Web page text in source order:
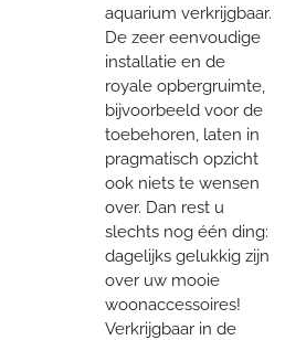
aquarium verkrijgbaar.
De zeer eenvoudige
installatie en de
royale opbergruimte,
bijvoorbeeld voor de
toebehoren, laten in
pragmatisch opzicht
ook niets te wensen
over. Dan rest u
slechts nog één ding:
dagelijks gelukkig zijn
over uw mooie
woonaccessoires!
Verkrijgbaar in de